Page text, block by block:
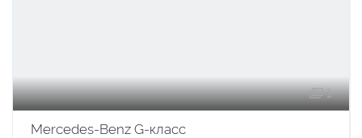
1
Mercedes-Benz G-класс